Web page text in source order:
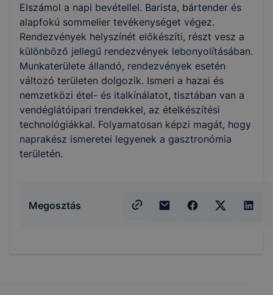
Elszámol a napi bevétellel. Barista, bártender és
alapfokú sommelier tevékenységet végez.
Rendezvények helyszínét előkészíti, részt vesz a
különböző jellegű rendezvények lebonyolításában.
Munkaterülete állandó, rendezvények esetén
változó területen dolgozik. Ismeri a hazai és
nemzetközi étel- és italkínálatot, tisztában van a
vendéglátóipari trendekkel, az ételkészítési
technológiákkal. Folyamatosan képzi magát, hogy
naprakész ismeretei legyenek a gasztronómia
területén.
Megosztás